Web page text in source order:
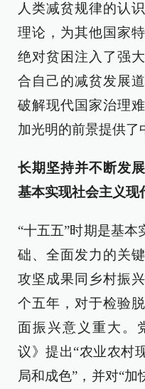
人类减贫规律的认
理论，为其他国家
绝对贫困注入了强
合自己的减贫发展
破解现代国家治理
加光明的前景提供了
长期坚持并不断发
基本实现社会主义现
“十五五”时期是基
础、全面发力的关
攻坚成果同乡村振
个五年，对于检验
面振兴意义重大。
议》提出“农业农村
局和成色”，并对“